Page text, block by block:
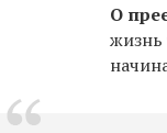
О
жизнь